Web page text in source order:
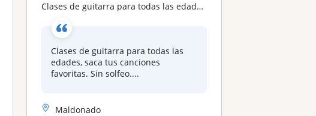
Clases de guitarra para todas las edades, saca tus canciones favoritas. Sin solfeo. Presencial o virtual
Clases de guitarra para todas las
edades, saca tus canciones
favoritas. Sin solfeo....
Maldonado